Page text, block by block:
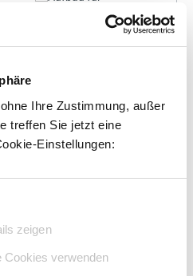
Ihre Zustimmung, außer
treffen Sie jetzt eine
Einstellungen:
zeigen
Cookies verwenden
€ %
+